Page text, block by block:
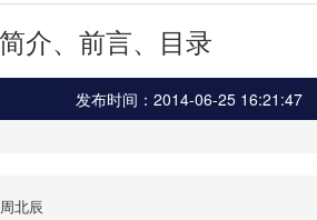
介、前言、目录
发布时间：2014-06-25 16:21:47
周北辰